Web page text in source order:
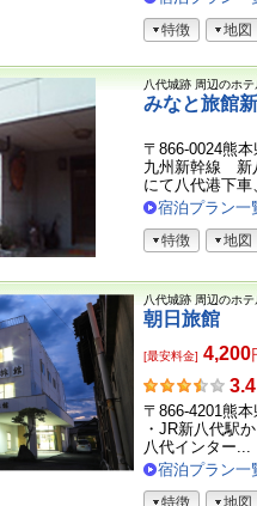
声
特徴 地図
八代城跡 周辺のホ
みなと旅館
〒866-0024熊
九州新幹線 新
にて八代港下車
宿泊プラン一
特徴 地図
八代城跡 周辺のホ
朝日旅館
[最安料金] 4,200
お
客
さ
ま
の
声
3.4
〒866-4201熊
・JR新八代駅
八代インター...
宿泊プラン一
特徴 地図